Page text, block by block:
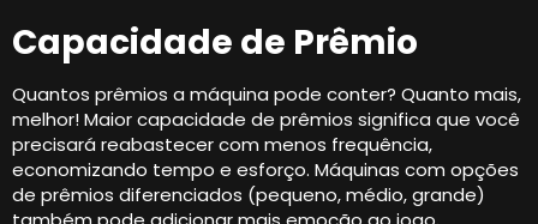
Capacidade de Prêmio
Quantos prêmios a máquina pode conter? Quanto mais,
melhor! Maior capacidade de prêmios significa que você
precisará reabastecer com menos frequência,
economizando tempo e esforço. Máquinas com opções
de prêmios diferenciados (pequeno, médio, grande)